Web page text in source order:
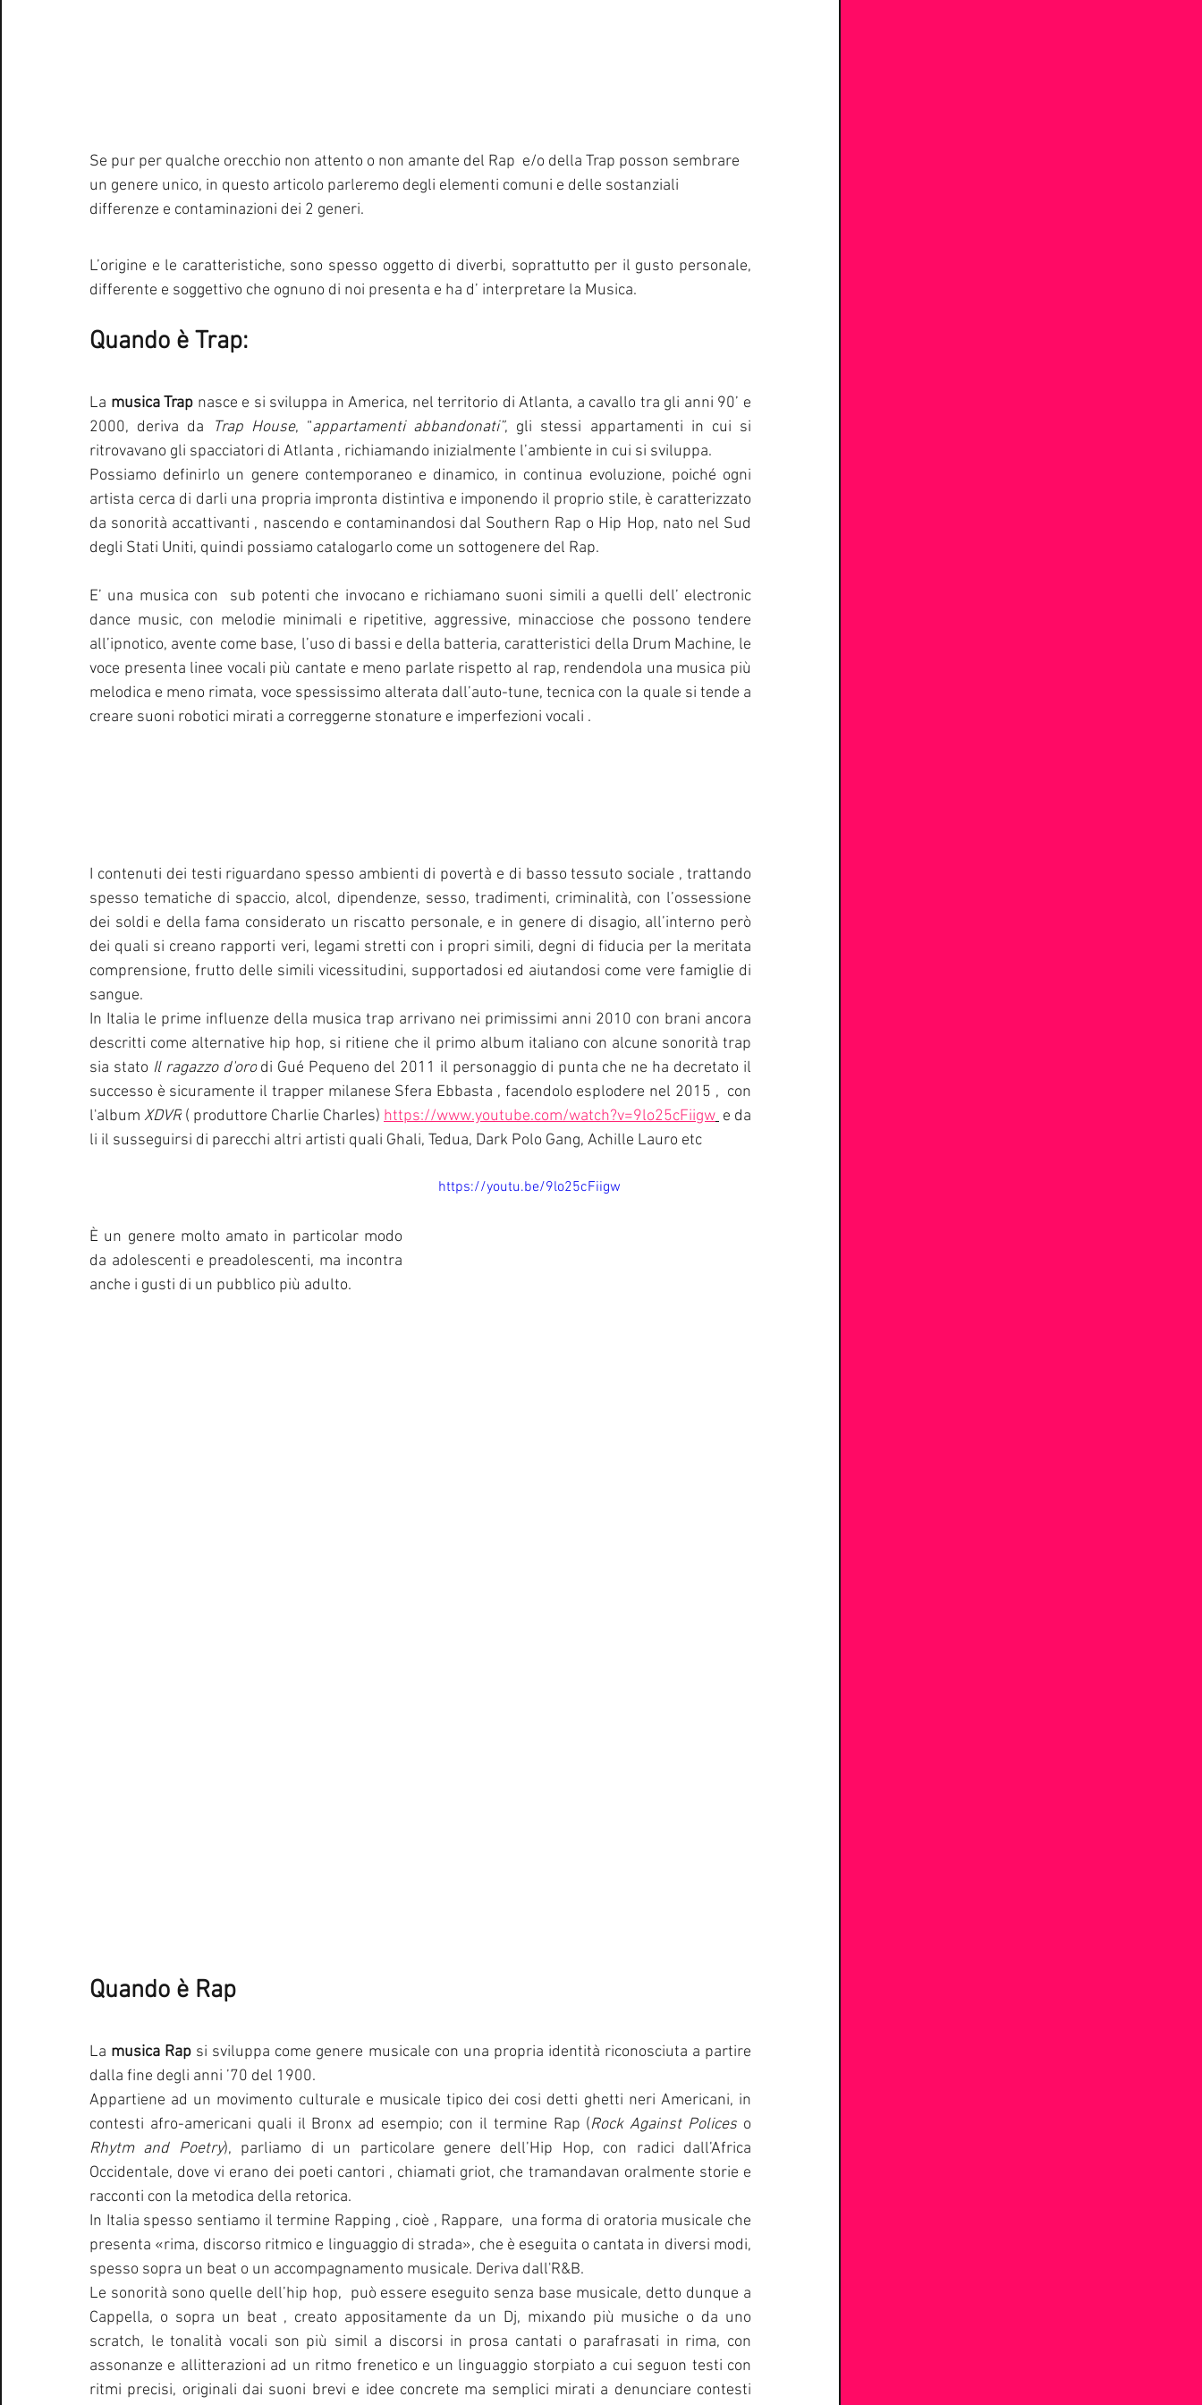
Se pur per qualche orecchio non attento o non amante del Rap  e/o della Trap posson sembrare
un genere unico, in questo articolo parleremo degli elementi comuni e delle sostanziali
differenze e contaminazioni dei 2 generi.
L’origine e le caratteristiche, sono spesso oggetto di diverbi, soprattutto per il gusto personale,
differente e soggettivo che ognuno di noi presenta e ha d’ interpretare la Musica.
Quando è Trap:
La musica Trap nasce e si sviluppa in America, nel territorio di Atlanta, a cavallo tra gli anni 90’ e
2000, deriva da
Trap House, “appartamenti abbandonati”, gli stessi appartamenti in cui si
ritrovavano gli spacciatori di Atlanta , richiamando inizialmente l’ambiente in cui si sviluppa.
Possiamo definirlo un genere contemporaneo e dinamico, in continua evoluzione, poiché ogni
artista cerca di darli una propria impronta distintiva e imponendo il proprio stile, è caratterizzato
da sonorità accattivanti , nascendo e contaminandosi dal Southern Rap o Hip Hop, nato nel Sud
degli Stati Uniti, quindi possiamo catalogarlo come un sottogenere del Rap.
E’ una musica con  sub potenti che invocano e richiamano suoni simili a quelli dell’ electronic
dance music, con melodie minimali e ripetitive, aggressive, minacciose che possono tendere
all’ipnotico, avente come base, l’uso di bassi e della batteria, caratteristici della Drum Machine, le
voce presenta linee vocali più cantate e meno parlate rispetto al rap, rendendola una musica più
melodica e meno rimata, voce spessissimo alterata dall’auto-tune, tecnica con la quale si tende a
creare suoni robotici mirati a correggerne stonature e imperfezioni vocali .
I contenuti dei testi riguardano spesso ambienti di povertà e di basso tessuto sociale , trattando
spesso tematiche di spaccio, alcol, dipendenze, sesso, tradimenti, criminalità, con l’ossessione
dei soldi e della fama considerato un riscatto personale, e in genere di disagio, all’interno però
dei quali si creano rapporti veri, legami stretti con i propri simili, degni di fiducia per la meritata
comprensione, frutto delle simili vicessitudini, supportadosi ed aiutandosi come vere famiglie di
sangue.
In Italia le prime influenze della musica trap arrivano nei primissimi anni 2010 con brani ancora
descritti come alternative hip hop, si ritiene che il primo album italiano con alcune sonorità trap
sia stato Il ragazzo d'oro di Gué Pequeno del 2011 il personaggio di punta che ne ha decretato il
successo è sicuramente il trapper milanese Sfera Ebbasta , facendolo esplodere nel 2015 , con
l'album XDVR ( produttore Charlie Charles) https://www.youtube.com/watch?v=9lo25cFiigw e da
li il susseguirsi di parecchi altri artisti quali Ghali, Tedua, Dark Polo Gang, Achille Lauro etc
https://youtu.be/9lo25cFiigw
È un genere molto amato in particolar modo
da adolescenti e preadolescenti, ma incontra
anche i gusti di un pubblico più adulto.
Quando è Rap
La musica Rap si sviluppa come genere musicale con una propria identità riconosciuta a partire
dalla fine degli anni ’70 del 1900.
Appartiene ad un movimento culturale e musicale tipico dei cosi detti ghetti neri Americani, in
contesti afro-americani quali il Bronx ad esempio; con il termine Rap (Rock Against Polices
Rhytm and Poetry), parliamo di un particolare genere dell’Hip Hop, con radici dall’Africa
Occidentale, dove vi erano dei poeti cantori , chiamati griot, che tramandavan oralmente storie e
racconti con la metodica della retorica.
In Italia spesso sentiamo il termine Rapping , cioè , Rappare, una forma di oratoria musicale che
presenta «rima, discorso ritmico e linguaggio di strada», che è eseguita o cantata in diversi modi,
spesso sopra un beat o un accompagnamento musicale. Deriva dall'R&B.
Le sonorità sono quelle dell’hip hop,  può essere eseguito senza base musicale, detto dunque a
Cappella, o sopra un beat , creato appositamente da un Dj, mixando più musiche o da uno
scratch, le tonalità vocali son più simil a discorsi in prosa cantati o parafrasati in rima, con
assonanze e allitterazioni ad un ritmo frenetico e un linguaggio storpiato a cui seguon testi con
ritmi precisi, originali dai suoni brevi e idee concrete ma semplici mirati a denunciare contesti